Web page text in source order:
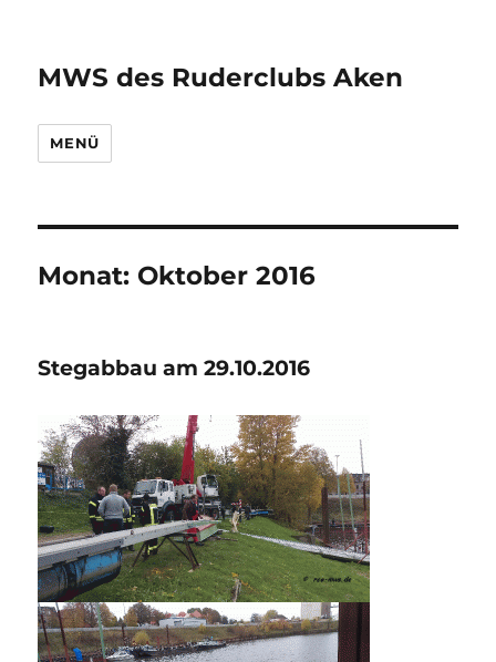
MWS des Ruderclubs Aken
MENÜ
Monat: Oktober 2016
Stegabbau am 29.10.2016